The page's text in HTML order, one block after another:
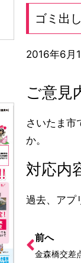
ゴミ出
2016年6月1
ご意見
さいたま市
か。
対応内
過去、アプ
前へ
金森橋交差